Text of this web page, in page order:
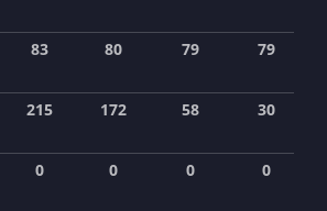
83 80 79
79
215 172 58
30
0 0 0
0